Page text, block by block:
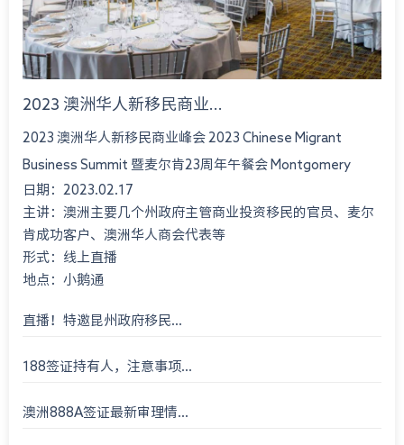
2023 澳洲华人新移民商业...
2023 澳洲华人新移民商业峰会 2023 Chinese Migrant
Business Summit 暨麦尔肯23周年午餐会 Montgomery
International Consultant 23rd An...
日期：2023.02.17
主讲：澳洲主要几个州政府主管商业投资移民的官员、麦尔
肯成功客户、澳洲华人商会代表等
形式：线上直播
地点：小鹅通
直播！特邀昆州政府移民...
188签证持有人，注意事项...
澳洲888A签证最新审理情...